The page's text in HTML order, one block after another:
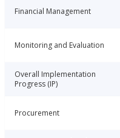
Financial Management
Monitoring and Evaluation
Overall Implementation
Progress (IP)
Procurement